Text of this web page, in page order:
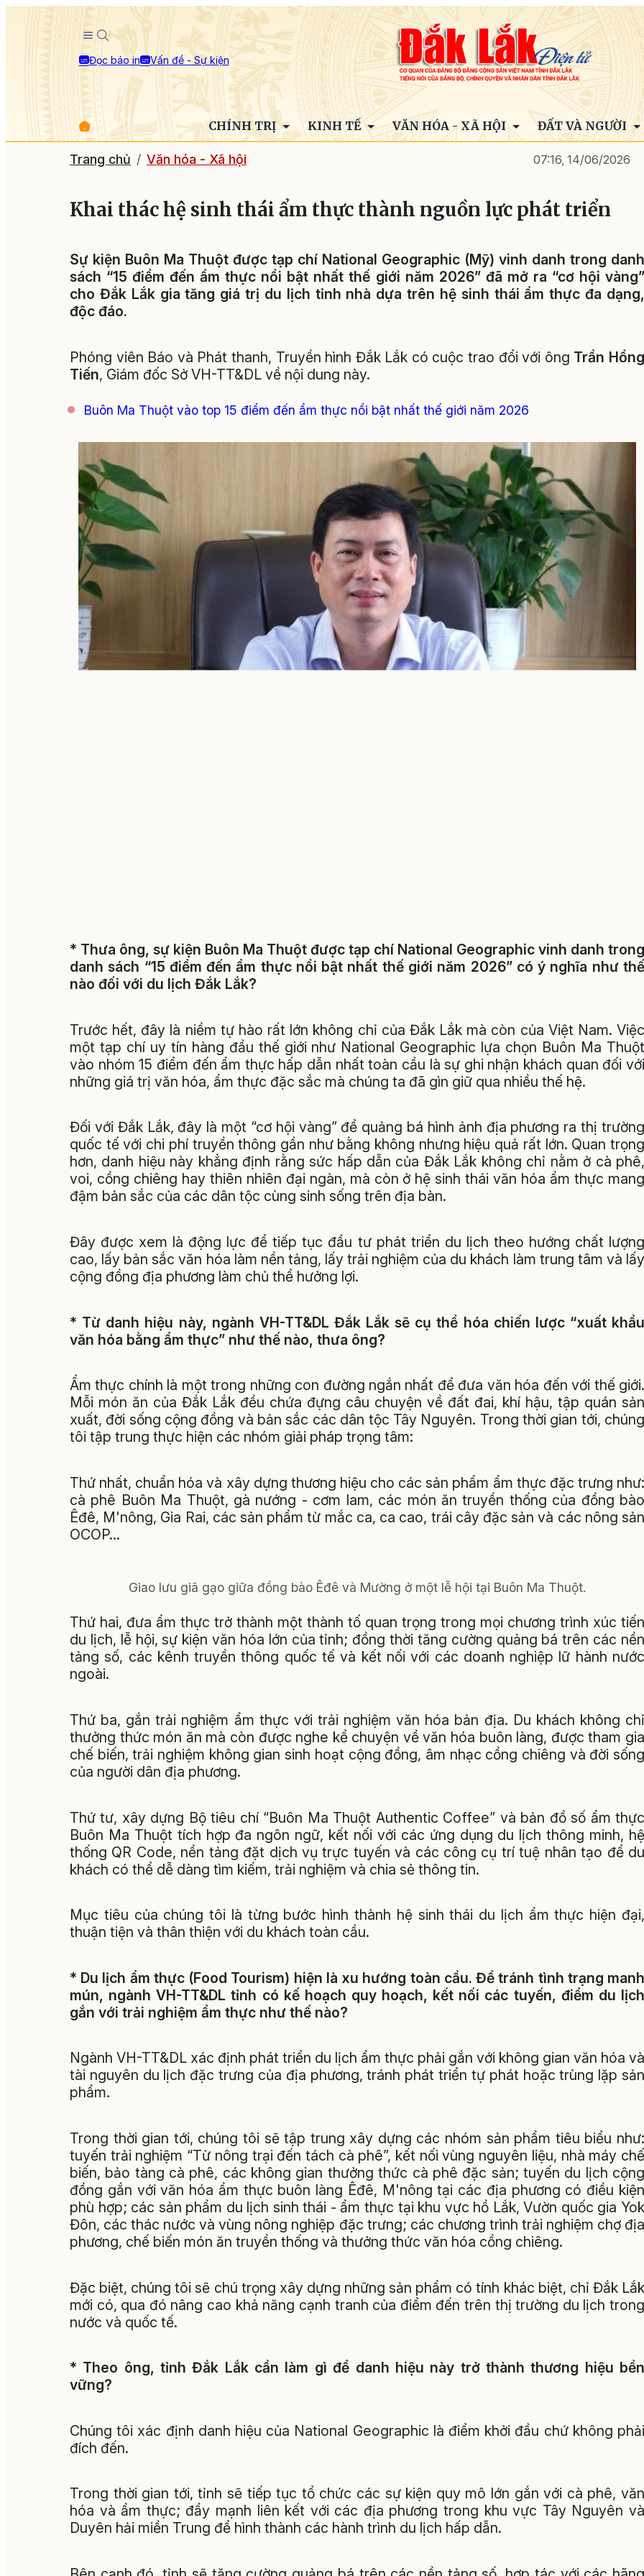
Đọc báo in Vấn đề - Sự kiện
CHÍNH TRỊ KINH TẾ VĂN HÓA - XÃ HỘI ĐẤT VÀ NGƯỜI
Trang chủ Văn hóa - Xã hội 07:16, 14/06/2026
Khai thác hệ sinh thái ẩm thực thành nguồn lực phát triển
Sự kiện Buôn Ma Thuột được tạp chí National Geographic (Mỹ) vinh danh trong danh
sách “15 điểm đến ẩm thực nổi bật nhất thế giới năm 2026” đã mở ra “cơ hội vàng”
cho Đắk Lắk gia tăng giá trị du lịch tỉnh nhà dựa trên hệ sinh thái ẩm thực đa dạng,
độc đáo.
Phóng viên Báo và Phát thanh, Truyền hình Đắk Lắk có cuộc trao đổi với ông Trần
Tiến, Giám đốc Sở VH-TT&DL về nội dung này.
Buôn Ma Thuột vào top 15 điểm đến ẩm thực nổi bật nhất thế giới năm 2026
* Thưa ông, sự kiện Buôn Ma Thuột được tạp chí National Geographic vinh danh trong
danh sách “15 điểm đến ẩm thực nổi bật nhất thế giới năm 2026” có ý nghĩa như thế
nào đối với du lịch Đắk Lắk?
Trước hết, đây là niềm tự hào rất lớn không chỉ của Đắk Lắk mà còn của Việt Nam. Việc
một tạp chí uy tín hàng đầu thế giới như National Geographic lựa chọn Buôn Ma Thuột
vào nhóm 15 điểm đến ẩm thực hấp dẫn nhất toàn cầu là sự ghi nhận khách quan đối với
những giá trị văn hóa, ẩm thực đặc sắc mà chúng ta đã gìn giữ qua nhiều thế hệ.
Đối với Đắk Lắk, đây là một “cơ hội vàng” để quảng bá hình ảnh địa phương ra thị trường
quốc tế với chi phí truyền thông gần như bằng không nhưng hiệu quả rất lớn. Quan trọng
hơn, danh hiệu này khẳng định rằng sức hấp dẫn của Đắk Lắk không chỉ nằm ở cà phê,
voi, cồng chiêng hay thiên nhiên đại ngàn, mà còn ở hệ sinh thái văn hóa ẩm thực mang
đậm bản sắc của các dân tộc cùng sinh sống trên địa bàn.
Đây được xem là động lực để tiếp tục đầu tư phát triển du lịch theo hướng chất lượng
cao, lấy bản sắc văn hóa làm nền tảng, lấy trải nghiệm của du khách làm trung tâm và lấy
cộng đồng địa phương làm chủ thể hưởng lợi.
* Từ danh hiệu này, ngành VH-TT&DL Đắk Lắk sẽ cụ thể hóa chiến lược “xuất khẩu
văn hóa bằng ẩm thực” như thế nào, thưa ông?
Ẩm thực chính là một trong những con đường ngắn nhất để đưa văn hóa đến với thế giới.
Mỗi món ăn của Đắk Lắk đều chứa đựng câu chuyện về đất đai, khí hậu, tập quán sản
xuất, đời sống cộng đồng và bản sắc các dân tộc Tây Nguyên. Trong thời gian tới, chúng
tôi tập trung thực hiện các nhóm giải pháp trọng tâm:
Thứ nhất, chuẩn hóa và xây dựng thương hiệu cho các sản phẩm ẩm thực đặc trưng như:
cà phê Buôn Ma Thuột, gà nướng - cơm lam, các món ăn truyền thống của đồng bào
Êđê, M'nông, Gia Rai, các sản phẩm từ mắc ca, ca cao, trái cây đặc sản và các nông sản
OCOP…
Giao lưu giã gạo giữa đồng bào Êđê và Mường ở một lễ hội tại Buôn Ma Thuột.
Thứ hai, đưa ẩm thực trở thành một thành tố quan trọng trong mọi chương trình xúc tiến
du lịch, lễ hội, sự kiện văn hóa lớn của tỉnh; đồng thời tăng cường quảng bá trên các nền
tảng số, các kênh truyền thông quốc tế và kết nối với các doanh nghiệp lữ hành nước
ngoài.
Thứ ba, gắn trải nghiệm ẩm thực với trải nghiệm văn hóa bản địa. Du khách không chỉ
thưởng thức món ăn mà còn được nghe kể chuyện về văn hóa buôn làng, được tham gia
chế biến, trải nghiệm không gian sinh hoạt cộng đồng, âm nhạc cồng chiêng và đời sống
của người dân địa phương.
Thứ tư, xây dựng Bộ tiêu chí “Buôn Ma Thuột Authentic Coffee” và bản đồ số ẩm thực
Buôn Ma Thuột tích hợp đa ngôn ngữ, kết nối với các ứng dụng du lịch thông minh, hệ
thống QR Code, nền tảng đặt dịch vụ trực tuyến và các công cụ trí tuệ nhân tạo để du
khách có thể dễ dàng tìm kiếm, trải nghiệm và chia sẻ thông tin.
Mục tiêu của chúng tôi là từng bước hình thành hệ sinh thái du lịch ẩm thực hiện đại,
thuận tiện và thân thiện với du khách toàn cầu.
* Du lịch ẩm thực (Food Tourism) hiện là xu hướng toàn cầu. Để tránh tình trạng manh
mún, ngành VH-TT&DL tỉnh có kế hoạch quy hoạch, kết nối các tuyến, điểm du lịch
gắn với trải nghiệm ẩm thực như thế nào?
Ngành VH-TT&DL xác định phát triển du lịch ẩm thực phải gắn với không gian văn hóa và
tài nguyên du lịch đặc trưng của địa phương, tránh phát triển tự phát hoặc trùng lặp sản
phẩm.
Trong thời gian tới, chúng tôi sẽ tập trung xây dựng các nhóm sản phẩm tiêu biểu như:
tuyến trải nghiệm “Từ nông trại đến tách cà phê”, kết nối vùng nguyên liệu, nhà máy chế
biến, bảo tàng cà phê, các không gian thưởng thức cà phê đặc sản; tuyến du lịch cộng
đồng gắn với văn hóa ẩm thực buôn làng Êđê, M'nông tại các địa phương có điều kiện
phù hợp; các sản phẩm du lịch sinh thái - ẩm thực tại khu vực hồ Lắk, Vườn quốc gia Yok
Đôn, các thác nước và vùng nông nghiệp đặc trưng; các chương trình trải nghiệm chợ địa
phương, chế biến món ăn truyền thống và thưởng thức văn hóa cồng chiêng.
Đặc biệt, chúng tôi sẽ chú trọng xây dựng những sản phẩm có tính khác biệt, chỉ Đắk Lắk
mới có, qua đó nâng cao khả năng cạnh tranh của điểm đến trên thị trường du lịch trong
nước và quốc tế.
* Theo ông, tỉnh Đắk Lắk cần làm gì để danh hiệu này trở thành thương hiệu bền
vững?
Chúng tôi xác định danh hiệu của National Geographic là điểm khởi đầu chứ không phải
đích đến.
Trong thời gian tới, tỉnh sẽ tiếp tục tổ chức các sự kiện quy mô lớn gắn với cà phê, văn
hóa và ẩm thực; đẩy mạnh liên kết với các địa phương trong khu vực Tây Nguyên và
Duyên hải miền Trung để hình thành các hành trình du lịch hấp dẫn.